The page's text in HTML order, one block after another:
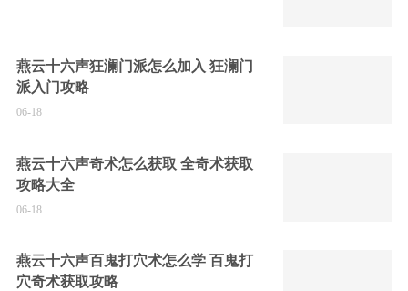
燕云十六声狂澜门派怎么加入 狂澜门
派入门攻略
06-18
燕云十六声奇术怎么获取 全奇术获取
攻略大全
06-18
燕云十六声百鬼打穴术怎么学 百鬼打
穴奇术获取攻略